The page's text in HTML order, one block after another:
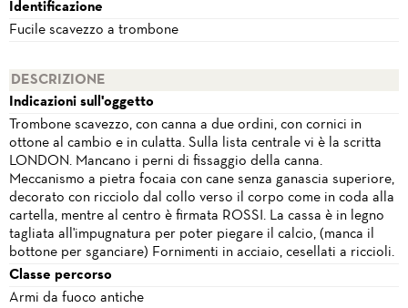
Identificazione
Fucile scavezzo a trombone
DESCRIZIONE
Indicazioni sull'oggetto
Trombone scavezzo, con canna a due ordini, con cornici in
ottone al cambio e in culatta. Sulla lista centrale vi è la scritta
LONDON. Mancano i perni di fissaggio della canna.
Meccanismo a pietra focaia con cane senza ganascia superiore,
decorato con ricciolo dal collo verso il corpo come in coda alla
cartella, mentre al centro è firmata ROSSI. La cassa è in legno
tagliata all'impugnatura per poter piegare il calcio, (manca il
bottone per sganciare) Fornimenti in acciaio, cesellati a riccioli.
Classe percorso
Armi da fuoco antiche